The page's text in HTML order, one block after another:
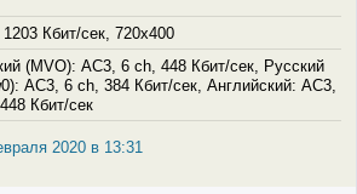
Кбит/сек, 720x400
(MVO): AC3, 6 ch, 448 Кбит/сек, Русский
AC3, 6 ch, 384 Кбит/сек, Английский: AC3,
Кбит/сек
2020 в 13:31